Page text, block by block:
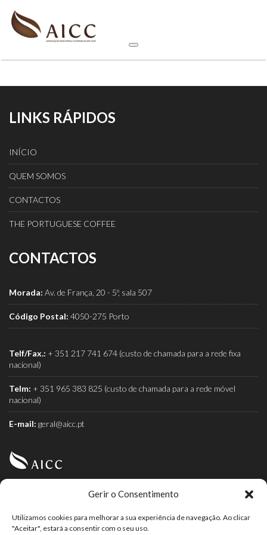
Gerir o Consentimento
Utilizamos cookies para melhorar a sua experiência de navegação. Ao clicar
"Aceitar", estará a consentir com o seu uso.
LINKS RÁPIDOS
INÍCIO
QUEM SOMOS
CONTACTOS
THE PORTUGUESE COFFEE
CONTACTOS
Morada: Av. de França, 20 - 5º, sala 507
Código Postal: 4050-275 Porto
Telf/Fax.: + 351 217 741 674 (custo de chamada para a rede fixa
nacional)
Telm: + 351 965 383 825 (custo de chamada para a rede móvel
nacional)
E-mail: geral@aicc.pt
AICC (Associação Industrial e Comercial do Café) é a
associação dos torrefactores de café.